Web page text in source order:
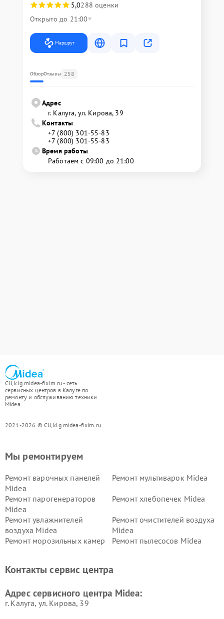
5,0288 оценки
Открыто до 21:00
Маршрут
ОбзорОтзывы 258
Адрес
г. Калуга, ул. Кирова, 39
Контакты
+7 (800) 301-55-83
+7 (800) 301-55-83
Время работы
Работаем с 09:00 до 21:00
СЦ klg.midea-fixim.ru - сеть
сервисных центров в Калуге по
ремонту и обслуживанию техники
Midea
2021-2026 © СЦ klg.midea-fixim.ru
Мы ремонтируем
Ремонт варочных панелей
Midea
Ремонт мультиварок Midea
Ремонт парогенераторов
Midea
Ремонт хлебопечек Midea
Ремонт увлажнителей
воздуха Midea
Ремонт очистителей воздуха
Midea
Ремонт морозильных камер
Ремонт пылесосов Midea
пылесосов Midea
Midea
Контакты сервис центра
Адрес сервисного центра Midea:
г. Калуга, ул. Кирова, 39